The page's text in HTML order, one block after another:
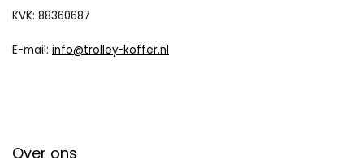
KVK: 88360687
E-mail: info@trolley-koffer.nl
Over ons